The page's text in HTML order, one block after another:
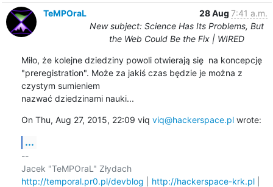
TeMPOraL
28 Aug 7:41 a.m.
New subject: Science Has Its Problems, But
the Web Could Be the Fix | WIRED
Miło, że kolejne dziedziny powoli otwierają się  na koncepcję
"preregistration". Może za jakiś czas będzie je można z
czystym sumieniem
nazwać dziedzinami nauki...
On Thu, Aug 27, 2015, 22:09 viq viq@hackerspace.pl wrote:
...
--
Jacek "TeMPOraL" Złydach
http://temporal.pr0.pl/devblog
http://hackerspace-krk.pl